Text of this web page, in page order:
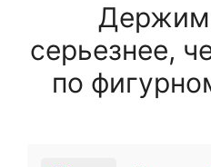
Держим
серьезнее,
по